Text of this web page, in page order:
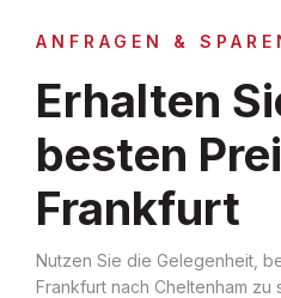
ANFRAGEN &
Erhalten
besten
Frankfurt
Nutzen Sie die Gelegenheit,
Frankfurt nach Cheltenham zu